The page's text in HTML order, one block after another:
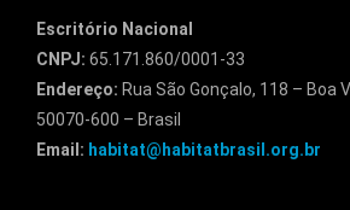
Escritório Nacional
CNPJ: 65.171.860/0001-33
Endereço: Rua São Gonçalo, 118 – Boa
50070-600 – Brasil
Email: habitat@habitatbrasil.org.br